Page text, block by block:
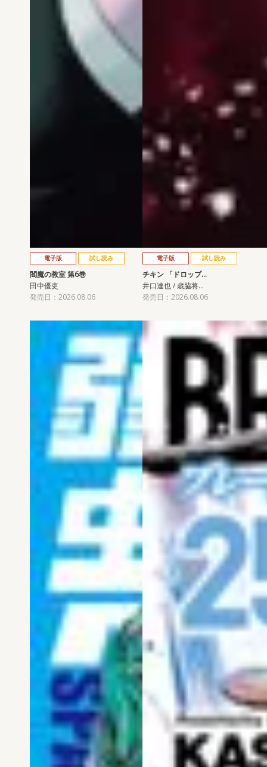
電子版 試し読み
閻魔の教室 第6巻
田中優吏
発売日：2026.08.06
電子版 試し読み
チキン 「ドロップ…
井口達也 / 歳脇将…
発売日：2026.08.06